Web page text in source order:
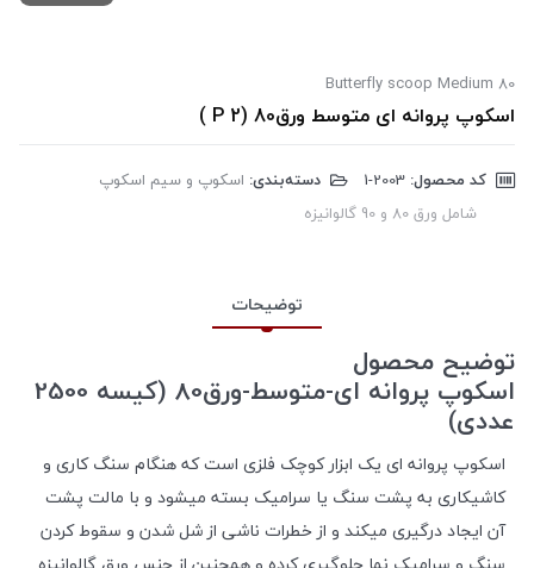
Butterfly scoop Medium 80
اسکوپ پروانه ای متوسط ورق80 (P 2 )
کد محصول: دسته‌بندی: اسکوپ و سیم اسکوپ
شامل ورق 80 و 90 گالوانیزه
توضیحات
توضیح محصول
اسکوپ پروانه ای-متوسط-ورق80 (کیسه 2500
عددی)
اسکوپ پروانه ای یک ابزار کوچک فلزی است که هنگام سنگ کاری و
کاشیکاری به پشت سنگ یا سرامیک بسته میشود و با مالت پشت
آن ایجاد درگیری میکند و از خطرات ناشی از شل شدن و سقوط کردن